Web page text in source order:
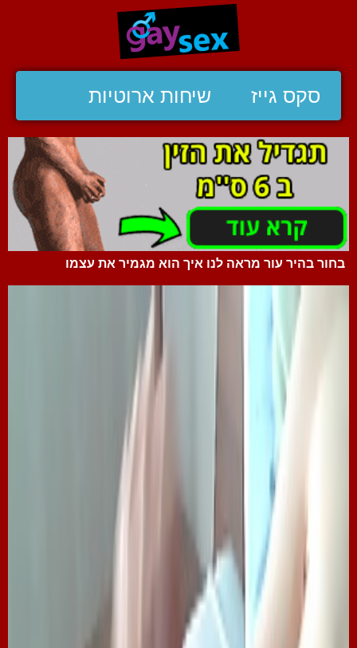
סקס גייז שיחות ארוטיות
בחור בהיר עור מראה לנו איך הוא מגמיר את עצמו